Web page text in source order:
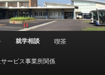
就学相談 喫茶
ービス事業所関係